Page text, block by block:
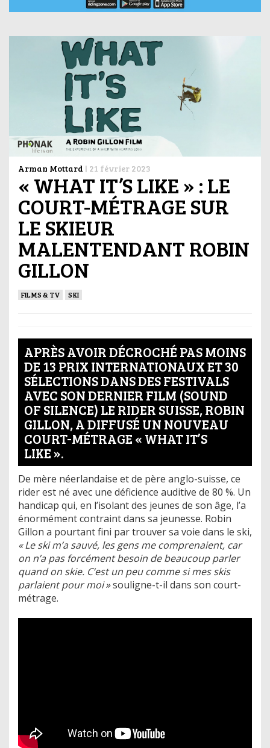
Arman Mottard | 21 février 2023
« WHAT IT’S LIKE » : LE
COURT-MÉTRAGE SUR
LE SKIEUR
MALENTENDANT ROBIN
GILLON
FILMS & TV SKI
APRÈS AVOIR DÉCROCHÉ PAS MOINS
DE 13 PRIX INTERNATIONAUX ET 30
SÉLECTIONS DANS DES FESTIVALS
AVEC SON DERNIER FILM (SOUND
OF SILENCE) LE RIDER SUISSE, ROBIN
GILLON, A DIFFUSÉ UN NOUVEAU
COURT-MÉTRAGE « WHAT IT’S
LIKE ».
De mère néerlandaise et de père anglo-suisse, ce
rider est né avec une déficience auditive de 80 %. Un
handicap qui, en l’isolant des jeunes de son âge, l’a
énormément contraint dans sa jeunesse. Robin
Gillon a pourtant fini par trouver sa voie dans le ski,
« Le ski m’a sauvé, les gens me comprenaient, car
on n’a pas forcément besoin de beaucoup parler
quand on skie. C’est un peu comme si mes skis
parlaient pour moi »souligne-t-il dans son court-
métrage.